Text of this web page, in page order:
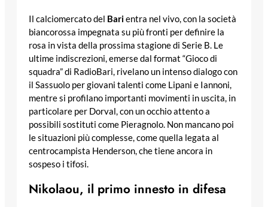
Il calciomercato del Barientra nel vivo, con la società
biancorossa impegnata su più fronti per definire la
rosa in vista della prossima stagione di Serie B. Le
ultime indiscrezioni, emerse dal format “Gioco di
squadra” di RadioBari, rivelano un intenso dialogo con
il Sassuolo per giovani talenti come Lipani e Iannoni,
mentre si profilano importanti movimenti in uscita, in
particolare per Dorval, con un occhio attento a
possibili sostituti come Pieragnolo. Non mancano poi
le situazioni più complesse, come quella legata al
centrocampista Henderson, che tiene ancora in
sospeso i tifosi.
Nikolaou, il primo innesto in difesa